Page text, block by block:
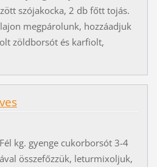
szójakocka, 2 db főtt tojás.
megpárolunk, hozzáadjuk
zöldborsót és karfiolt,
kg. gyenge cukorborsót 3-4
összefőzzük, leturmixoljuk,